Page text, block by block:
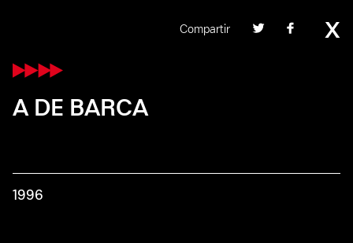
Compartir
A DE BARCA
1996